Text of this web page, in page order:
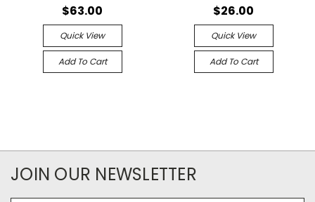
$63.00
Quick View
Add To Cart
$26.00
Quick View
Add To Cart
JOIN OUR NEWSLETTER